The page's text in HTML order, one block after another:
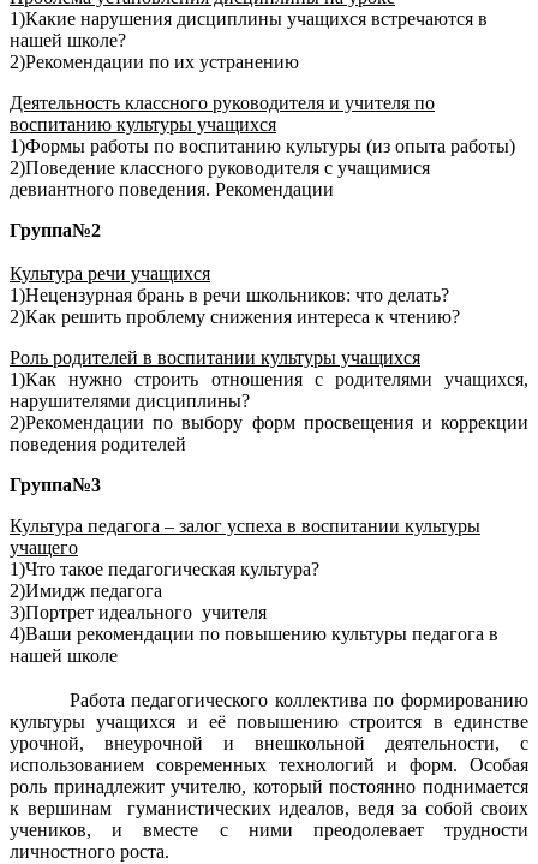
1)Какие нарушения дисциплины учащихся встречаются в
нашей школе?
2)Рекомендации по их устранению
Деятельность классного руководителя и учителя по
воспитанию культуры учащихся
1)Формы работы по воспитанию культуры (из опыта работы)
2)Поведение классного руководителя с учащимися
девиантного поведения. Рекомендации
Группа№2
Культура речи учащихся
1)Нецензурная брань в речи школьников: что делать?
2)Как решить проблему снижения интереса к чтению?
Роль родителей в воспитании культуры учащихся
1)Как нужно строить отношения с родителями учащихся,
нарушителями дисциплины?
2)Рекомендации по выбору форм просвещения и коррекции
поведения родителей
Группа№3
Культура педагога – залог успеха в воспитании культуры
учащего
1)Что такое педагогическая культура?
2)Имидж педагога
3)Портрет идеального учителя
4)Ваши рекомендации по повышению культуры педагога в
нашей школе
Работа педагогического коллектива по формированию
культуры учащихся и её повышению строится в единстве
урочной, внеурочной и внешкольной деятельности, с
использованием современных технологий и форм. Особая
роль принадлежит учителю, который постоянно поднимается
к вершинам гуманистических идеалов, ведя за собой своих
учеников, и вместе с ними преодолевает трудности
личностного роста.